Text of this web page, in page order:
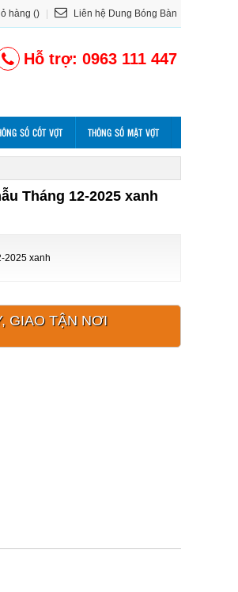
hàng () Liên hệ Dung Bóng Bàn
Hỗ trợ: 0963 111 447
SỐ CỐT VỢT THÔNG SỐ MẶT VỢT
Tháng 12-2025 xanh
2025 xanh
GIAO TẬN NƠI